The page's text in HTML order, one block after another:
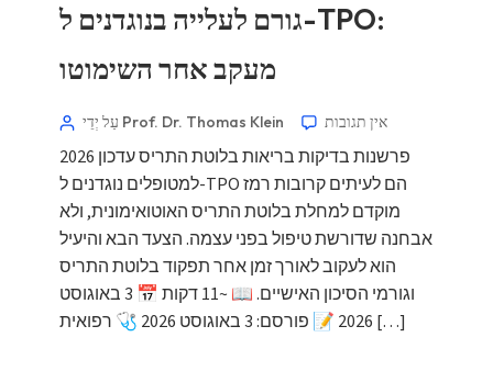
גורם לעלייה בנוגדנים ל-TPO:
מעקב אחר השימוטו
עַל יְדֵי Prof. Dr. Thomas Klein אין תגובות
פרשנות בדיקות בריאות בלוטת התריס עדכון 2026
למטופלים נוגדנים ל-TPO הם לעיתים קרובות רמז
מוקדם למחלת בלוטת התריס האוטואימונית, ולא
אבחנה שדורשת טיפול בפני עצמה. הצעד הבא והיעיל
הוא לעקוב לאורך זמן אחר תפקוד בלוטת התריס
וגורמי הסיכון האישיים. 📖 ~11 דקות 📅 3 באוגוסט
2026 📝 פורסם: 3 באוגוסט 2026 🩺 רפואית […]